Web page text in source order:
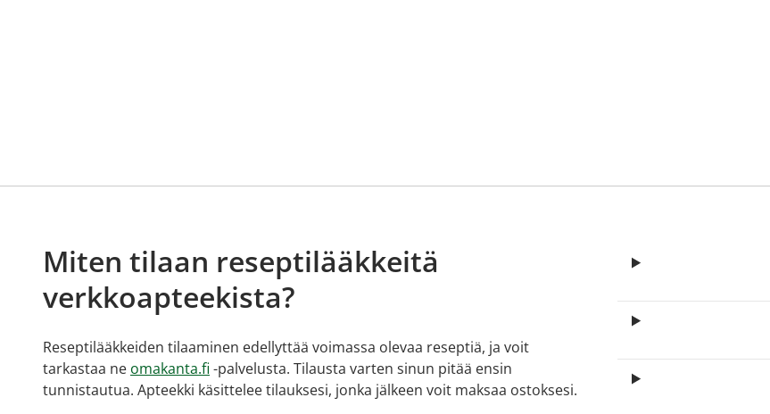
Miten tilaan reseptilääkkeitä
verkkoapteekista?
Reseptilääkkeiden tilaaminen edellyttää voimassa olevaa reseptiä, ja voit
tarkastaa ne omakanta.fi -palvelusta. Tilausta varten sinun pitää ensin
tunnistautua. Apteekki käsittelee tilauksesi, jonka jälkeen voit maksaa ostoksesi.